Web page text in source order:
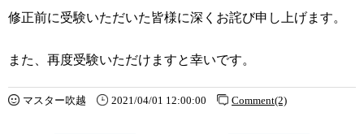
修正前に受験いただいた皆様に深くお詫び申し上げます。
また、再度受験いただけますと幸いです。
マスター吹越 2021/04/01 12:00:00 Comment(2)